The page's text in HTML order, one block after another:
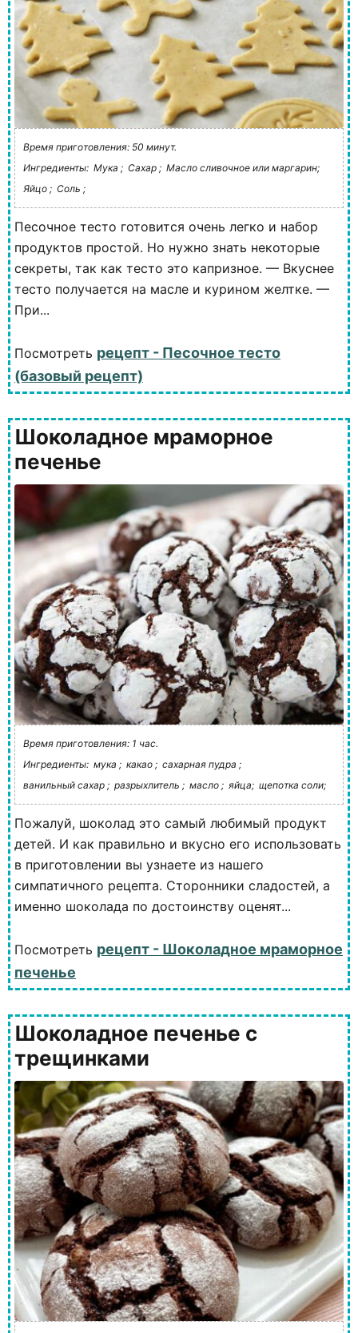
Время приготовления: 50 минут.
Ингредиенты: Мука ; Сахар ; Масло сливочное или маргарин;
Яйцо ; Соль ;
Песочное тесто готовится очень легко и набор
продуктов простой. Но нужно знать некоторые
секреты, так как тесто это капризное. — Вкуснее
тесто получается на масле и курином желтке. —
При...
Посмотреть рецепт - Песочное тесто
(базовый рецепт)
Шоколадное мраморное
печенье
Время приготовления: 1 час.
Ингредиенты: мука ; какао ; сахарная пудра ;
ванильный сахар ; разрыхлитель ; масло ; яйца; щепотка соли;
Пожалуй, шоколад это самый любимый продукт
детей. И как правильно и вкусно его использовать
в приготовлении вы узнаете из нашего
симпатичного рецепта. Сторонники сладостей, а
именно шоколада по достоинству оценят...
Посмотреть рецепт - Шоколадное мраморное
печенье
Шоколадное печенье с
трещинками